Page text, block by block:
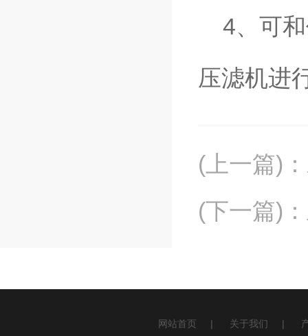
4、可和
压滤机进
(上一篇) ：
(下一篇) ：
网站首页 | 关于我们 |